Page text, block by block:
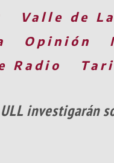
Valle de
Opinión
Radio
investigarán